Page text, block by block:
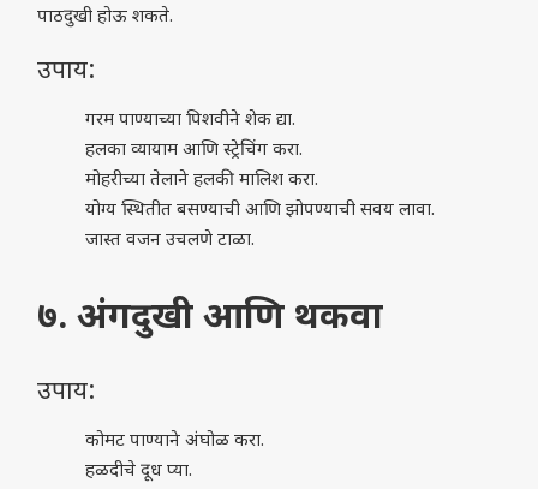
पाठदुखी होऊ शकते.
उपाय:
गरम पाण्याच्या पिशवीने शेक द्या.
हलका व्यायाम आणि स्ट्रेचिंग करा.
मोहरीच्या तेलाने हलकी मालिश करा.
योग्य स्थितीत बसण्याची आणि झोपण्याची सवय लावा.
जास्त वजन उचलणे टाळा.
७. अंगदुखी आणि थकवा
उपाय:
कोमट पाण्याने अंघोळ करा.
हळदीचे दूध प्या.